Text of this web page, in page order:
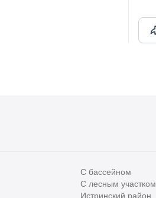
с двумя набережными и
С бассейном
С лесным участком
Истринский район
Все